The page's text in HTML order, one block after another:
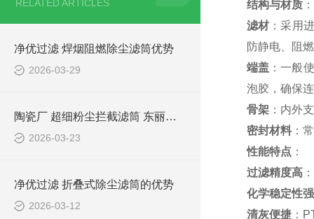
RELATED ARTICLES
净优过滤 焊烟阻燃除尘滤筒优势
2026-03-29
陶瓷厂 超细粉尘拦截滤筒 东丽覆膜滤材
2026-03-23
净优过滤 折叠式除尘滤筒的优势
2026-03-12
结构与材质：
滤材 ：采用
防静电、阻
端盖：一般
泡胶，确保
骨架：内外
密封材料：
性能特点 ：
过滤精度高
化学稳定性强
清灰便捷：